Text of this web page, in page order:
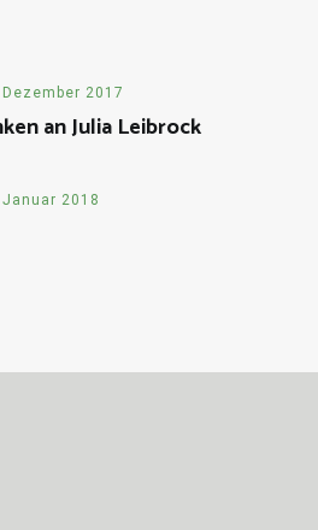
2017
an Julia Leibrock
Januar 2018